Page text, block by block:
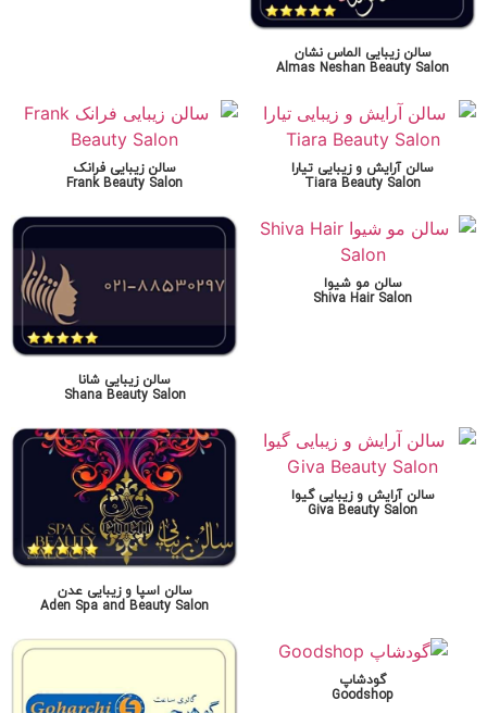
سالن زیبایی الماس نشان
Almas Neshan Beauty Salon
سالن آرایش و زیبایی تیارا
Tiara Beauty Salon
سالن زیبایی فرانک
Frank Beauty Salon
سالن مو شیوا
Shiva Hair Salon
سالن زیبایی شانا
Shana Beauty Salon
سالن آرایش و زیبایی گیوا
Giva Beauty Salon
سالن اسپا و زیبایی عدن
Aden Spa and Beauty Salon
گودشاپ
Goodshop